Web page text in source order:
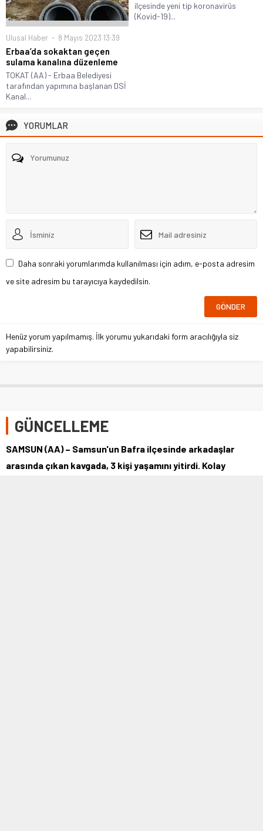
Ulusal Haber 8 Mayıs 2023 13:39
Erbaa’da sokaktan geçen
sulama kanalına düzenleme
TOKAT (AA) - Erbaa Belediyesi
tarafından yapımına başlanan DSİ
Kanal...
ilçesinde yeni tip koronavirüs
(Kovid-19)...
YORUMLAR
Daha sonraki yorumlarımda kullanılması için adım, e-posta adresim
ve site adresim bu tarayıcıya kaydedilsin.
Henüz yorum yapılmamış. İlk yorumu yukarıdaki form aracılığıyla siz
yapabilirsiniz.
GÜNCELLEME
SAMSUN (AA) – Samsun'un Bafra ilçesinde arkadaşlar
arasında çıkan kavgada, 3 kişi yaşamını yitirdi. Kolay